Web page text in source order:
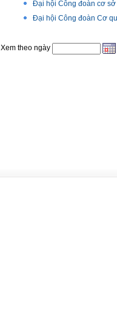
Đại hội Công đoàn cơ sở
Đại hội Công đoàn Cơ
Xem theo ngày